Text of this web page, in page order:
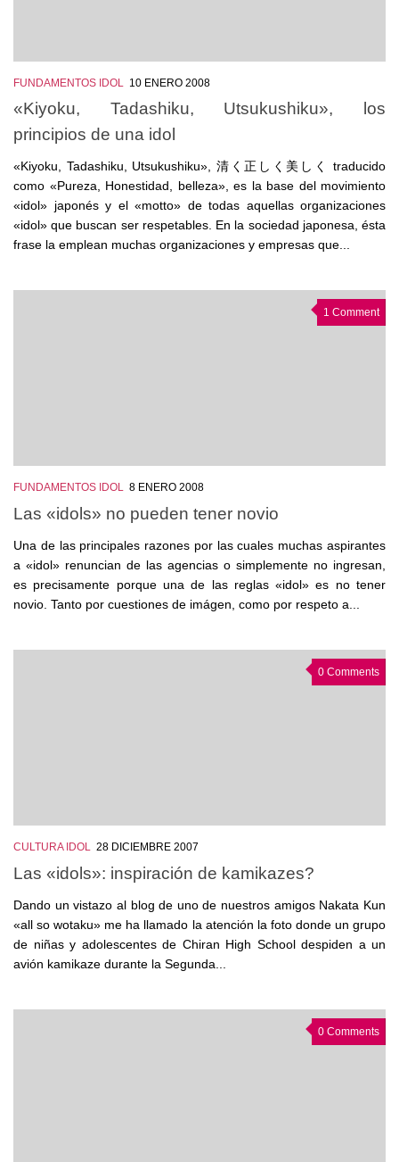
FUNDAMENTOS IDOL 10 ENERO 2008
«Kiyoku, Tadashiku, Utsukushiku», los
principios de una idol
«Kiyoku, Tadashiku, Utsukushiku», 清く正しく美しく traducido
como «Pureza, Honestidad, belleza», es la base del movimiento
«idol» japonés y el «motto» de todas aquellas organizaciones
«idol» que buscan ser respetables. En la sociedad japonesa, ésta
frase la emplean muchas organizaciones y empresas que...
1 Comment
FUNDAMENTOS IDOL 8 ENERO 2008
Las «idols» no pueden tener novio
Una de las principales razones por las cuales muchas aspirantes
a «idol» renuncian de las agencias o simplemente no ingresan,
es precisamente porque una de las reglas «idol» es no tener
novio. Tanto por cuestiones de imágen, como por respeto a...
0 Comments
CULTURA IDOL 28 DICIEMBRE 2007
Las «idols»: inspiración de kamikazes?
Dando un vistazo al blog de uno de nuestros amigos Nakata Kun
«all so wotaku» me ha llamado la atención la foto donde un grupo
de niñas y adolescentes de Chiran High School despiden a un
avión kamikaze durante la Segunda...
0 Comments